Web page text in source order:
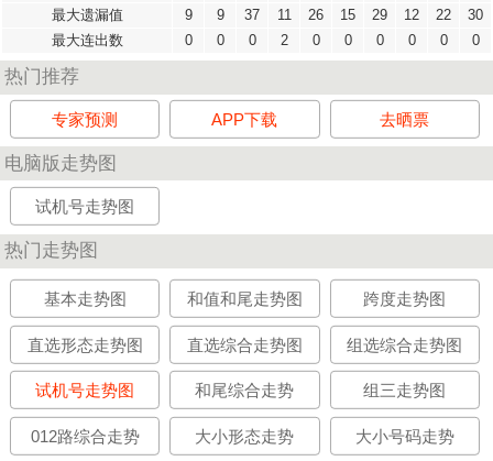
最大遗漏值
9 9 37 11 26 15 29 12 22
30
最大连出数
0 0 0 2 0 0 0 0 0 0
热门推荐
专家预测 APP下载 去晒票
电脑版走势图
试机号走势图
热门走势图
基本走势图 和值和尾走势图 跨度走势图
直选形态走势图 直选综合走势图 组选综合走势图
试机号走势图 和尾综合走势 组三走势图
012路综合走势 大小形态走势 大小号码走势